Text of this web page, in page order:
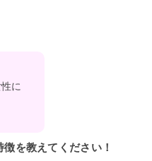
に
を教えてください！